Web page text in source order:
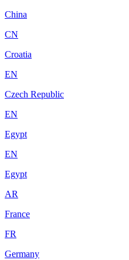
China
CN
Croatia
EN
Czech Republic
EN
Egypt
EN
Egypt
AR
France
FR
Germany